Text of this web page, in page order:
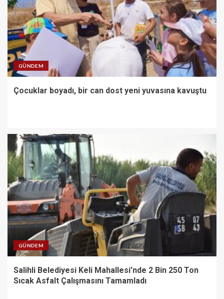
GÜNDEM
Çocuklar boyadı, bir can dost yeni yuvasına kavuştu
GÜNDEM
Salihli Belediyesi Keli Mahallesi’nde 2 Bin 250 Ton
Sıcak Asfalt Çalışmasını Tamamladı